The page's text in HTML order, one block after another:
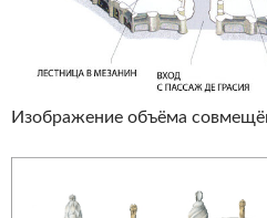
Изображение объёма